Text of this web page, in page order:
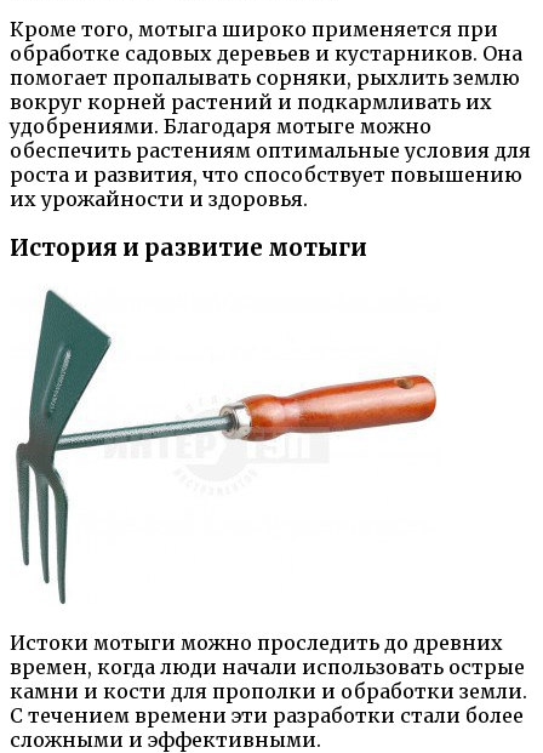
Кроме того, мотыга широко применяется при
обработке садовых деревьев и кустарников. Она
помогает пропалывать сорняки, рыхлить землю
вокруг корней растений и подкармливать их
удобрениями. Благодаря мотыге можно
обеспечить растениям оптимальные условия для
роста и развития, что способствует повышению
их урожайности и здоровья.
История и развитие мотыги
Истоки мотыги можно проследить до древних
времен, когда люди начали использовать острые
камни и кости для прополки и обработки земли.
С течением времени эти разработки стали более
сложными и эффективными.